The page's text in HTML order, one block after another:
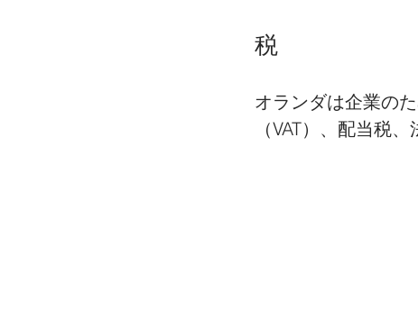
税
オランダは企業の
（VAT）、配当税